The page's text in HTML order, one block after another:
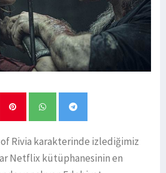
of Rivia karakterinde izlediğimiz
Netflix kütüphanesinin en